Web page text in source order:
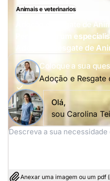
Animais e veterinarios
Adoção e Resgate de
Perguntar a um
Adoção e Resgate de
Coloque a sua
Adoção e Resgate
Olá,
sou Carolina
Anexar uma imagem ou um pdf